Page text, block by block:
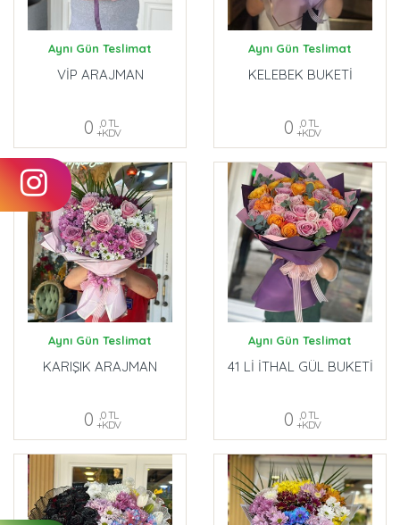
Aynı Gün Teslimat
VİP ARAJMAN
0 ,0 TL
+KDV
Aynı Gün Teslimat
KELEBEK BUKETİ
0 ,0 TL
+KDV
Aynı Gün Teslimat
KARIŞIK ARAJMAN
0 ,0 TL
+KDV
Aynı Gün Teslimat
41 Lİ İTHAL GÜL BUKETİ
0 ,0 TL
+KDV